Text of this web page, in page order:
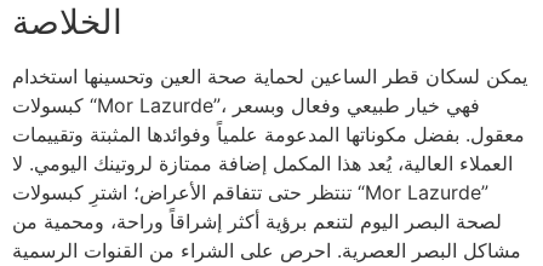
الخلاصة
يمكن لسكان قطر الساعين لحماية صحة العين وتحسينها استخدام
كبسولات “Mor Lazurde”، فهي خيار طبيعي وفعال وبسعر
معقول. بفضل مكوناتها المدعومة علمياً وفوائدها المثبتة وتقييمات
العملاء العالية، يُعد هذا المكمل إضافة ممتازة لروتينك اليومي. لا
تنتظر حتى تتفاقم الأعراض؛ اشترِ كبسولات “Mor Lazurde”
لصحة البصر اليوم لتنعم برؤية أكثر إشراقاً وراحة، ومحمية من
مشاكل البصر العصرية. احرص على الشراء من القنوات الرسمية